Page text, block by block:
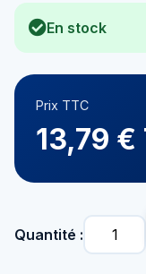
En stock
Prix TTC
13,79 €
Quantité :